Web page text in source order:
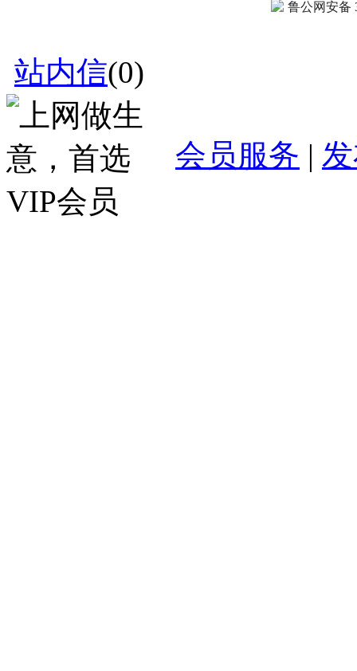
鲁公网安备
站内信(0)
会员服务 |